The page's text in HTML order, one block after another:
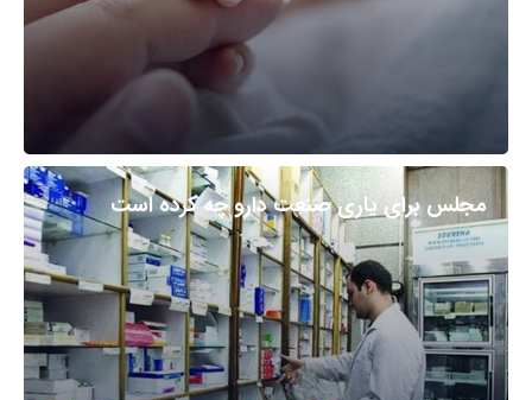
مجلس برای یاری صنعت دارو چه کرده است